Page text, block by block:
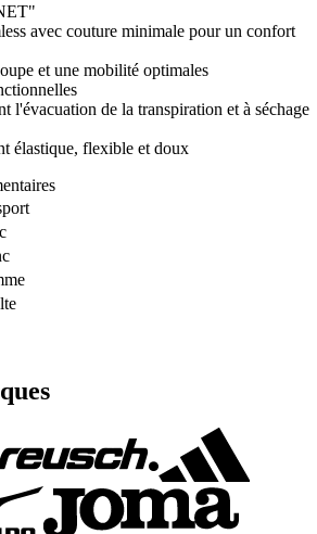
avec couture minimale pour un confort
et une mobilité optimales
l'évacuation de la transpiration et à séchage
élastique, flexible et doux